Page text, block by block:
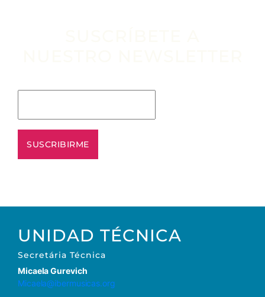
UNIDAD TÉCNICA
Secretária Técnica
Micaela Gurevich
Micaela@ibermusicas.org